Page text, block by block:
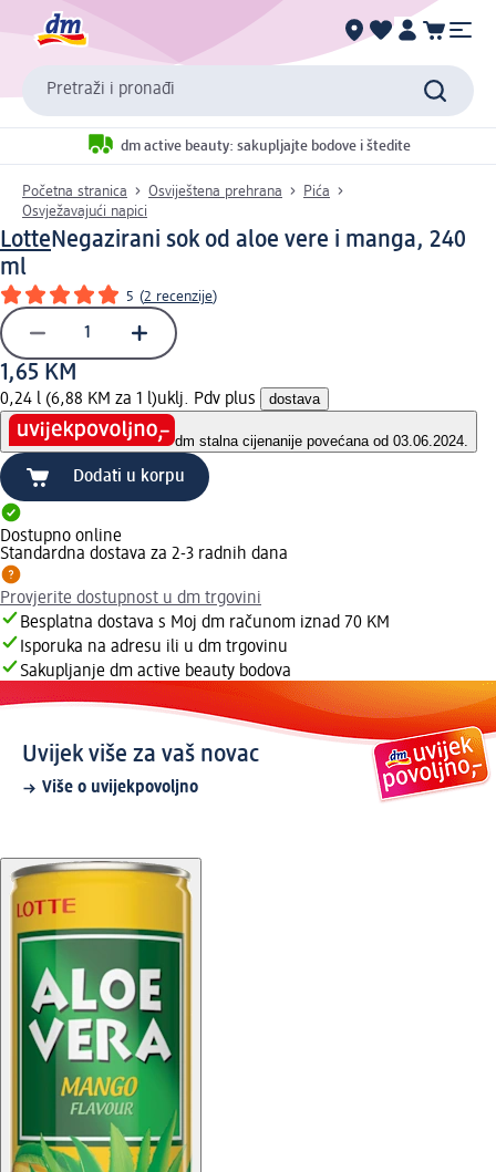
Pretraži i pronađi
dm active beauty: sakupljajte bodove i štedite
Početna stranica Osviještena prehrana
Pića
Osvježavajući napici
LotteNegazirani sok od aloe vere i manga, 240
ml
5 (2 recenzije)
1,65 KM
0,24 l (6,88 KM za 1 l)uklj. Pdv plus dostava
dm stalna cijenanije povećana od 03.06.2024.
Dodati u korpu
Dostupno online
Standardna dostava za 2-3 radnih dana
Provjerite dostupnost u dm trgovini
Besplatna dostava s Moj dm računom iznad 70 KM
Isporuka na adresu ili u dm trgovinu
Sakupljanje dm active beauty bodova
Uvijek više za vaš novac
Više o uvijekpovoljno